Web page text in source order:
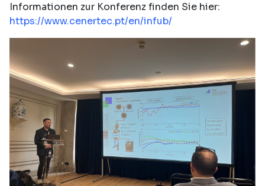
Informationen zur Konferenz finden Sie hier:
https://www.cenertec.pt/en/infub/